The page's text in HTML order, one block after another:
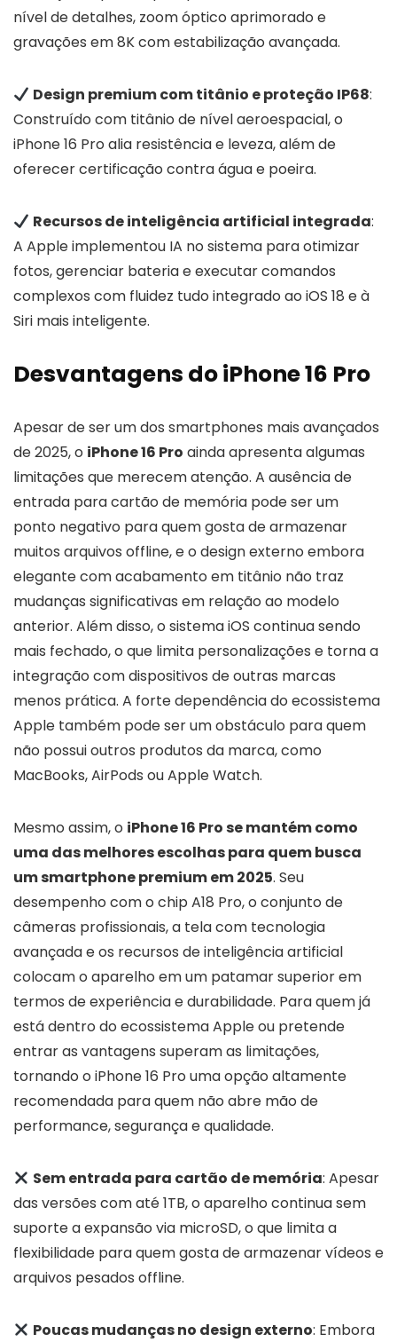
nível de detalhes, zoom óptico aprimorado e
gravações em 8K com estabilização avançada.
Design premium com titânio e proteção IP68:
Construído com titânio de nível aeroespacial, o
iPhone 16 Pro alia resistência e leveza, além de
oferecer certificação contra água e poeira.
Recursos de inteligência artificial integrada:
A Apple implementou IA no sistema para otimizar
fotos, gerenciar bateria e executar comandos
complexos com fluidez tudo integrado ao iOS 18 e à
Siri mais inteligente.
Desvantagens do iPhone 16 Pro
Apesar de ser um dos smartphones mais avançados
de 2025, o iPhone 16 Pro ainda apresenta algumas
limitações que merecem atenção. A ausência de
entrada para cartão de memória pode ser um
ponto negativo para quem gosta de armazenar
muitos arquivos offline, e o design externo embora
elegante com acabamento em titânio não traz
mudanças significativas em relação ao modelo
anterior. Além disso, o sistema iOS continua sendo
mais fechado, o que limita personalizações e torna a
integração com dispositivos de outras marcas
menos prática. A forte dependência do ecossistema
Apple também pode ser um obstáculo para quem
não possui outros produtos da marca, como
MacBooks, AirPods ou Apple Watch.
Mesmo assim, o iPhone 16 Pro se mantém como
uma das melhores escolhas para quem busca
um smartphone premium em 2025. Seu
desempenho com o chip A18 Pro, o conjunto de
câmeras profissionais, a tela com tecnologia
avançada e os recursos de inteligência artificial
colocam o aparelho em um patamar superior em
termos de experiência e durabilidade. Para quem já
está dentro do ecossistema Apple ou pretende
entrar as vantagens superam as limitações,
tornando o iPhone 16 Pro uma opção altamente
recomendada para quem não abre mão de
performance, segurança e qualidade.
Sem entrada para cartão de memória: Apesar
das versões com até 1TB, o aparelho continua sem
suporte a expansão via microSD, o que limita a
flexibilidade para quem gosta de armazenar vídeos e
arquivos pesados offline.
Poucas mudanças no design externo: Embora